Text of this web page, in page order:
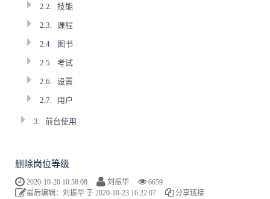
2.2. 技能
2.3. 课程
2.4. 图书
2.5. 考试
2.6. 设置
2.7. 用户
3. 前台使用
删除岗位等级
2020-10-20 10:58:08 刘振华
6659
最后编辑：刘振华 于 2020-10-23 16:22:07
分享链接